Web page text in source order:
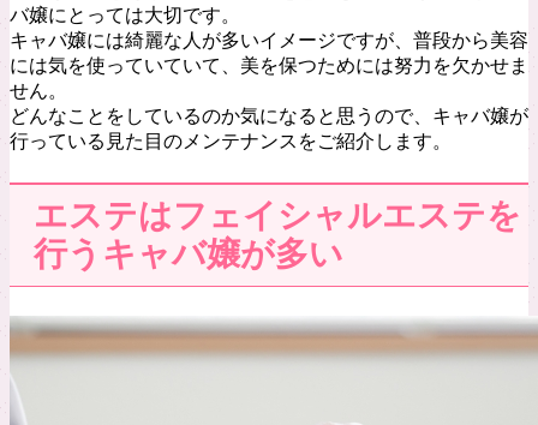
バ嬢にとっては大切です。
キャバ嬢には綺麗な人が多いイメージですが、普段から美容
には気を使っていていて、美を保つためには努力を欠かせま
せん。
どんなことをしているのか気になると思うので、キャバ嬢が
行っている見た目のメンテナンスをご紹介します。
エステはフェイシャルエステを
行うキャバ嬢が多い